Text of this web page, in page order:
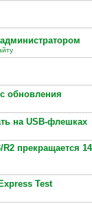
обновления
на USB-флешках
прекращается
Test